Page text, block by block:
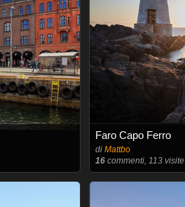
Faro Capo Ferro
diMattbo
16 commenti, 113 visite